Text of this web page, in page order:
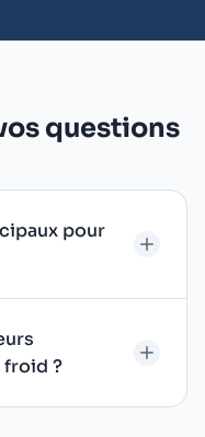
questions
pour
froid ?